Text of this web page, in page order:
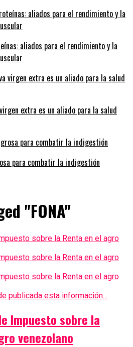
aliados para el rendimiento y la
extra es un aliado para la salud
para combatir la indigestión
"FONA"
publicada esta información...
Impuesto sobre la
venezolano